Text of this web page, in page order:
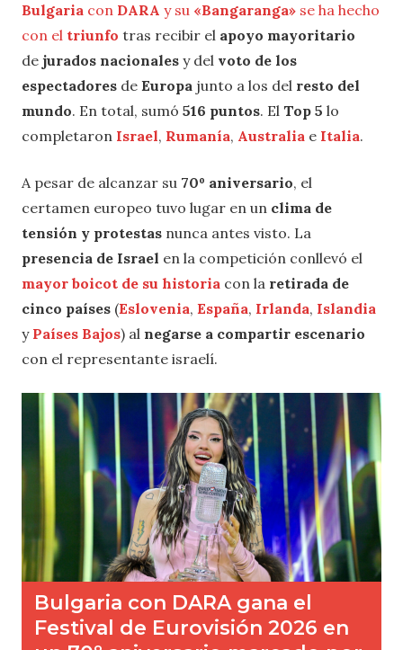
Bulgaria con DARA y su «Bangaranga» se ha hecho
con el triunfo tras recibir el apoyo mayoritario
de jurados nacionales y del voto de los
espectadores de Europa junto a los del resto del
mundo. En total, sumó 516 puntos. El Top 5 lo
completaron Israel, Rumanía, Australia e Italia.
A pesar de alcanzar su 70º aniversario, el
certamen europeo tuvo lugar en un clima de
tensión y protestas nunca antes visto. La
presencia de Israel en la competición conllevó el
mayor boicot de su historia con la retirada de
cinco países (Eslovenia, España, Irlanda, Islandia
y Países Bajos) al negarse a compartir escenario
con el representante israelí.